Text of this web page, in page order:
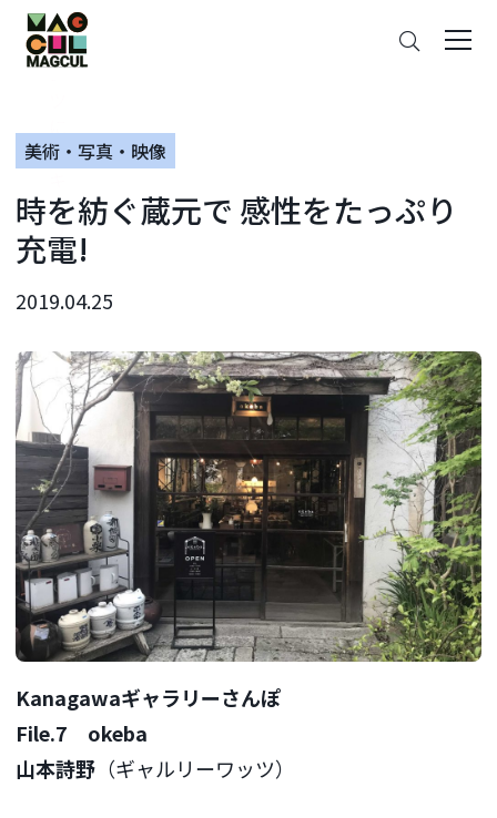
ン
テ
ン
に
ス
ッ
プ
美術・写真・映像
時を紡ぐ蔵元で 感性をたっぷり
充電!
2019.04.25
Kanagawaギャラリーさんぽ
File.7 okeba
山本詩野 （ギャルリーワッツ）